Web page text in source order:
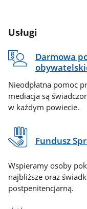
Usługi
Darmowa
Nieodpłatna pomoc
mediacja są
w każdym powiecie.
Fundusz
Wspieramy osoby
najbliższe oraz
postpenitencjarną.